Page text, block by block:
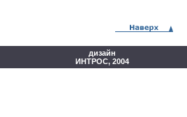
дизайн
ИНТРОС, 2004